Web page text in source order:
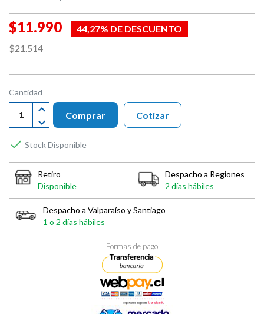
$11.990
44,27% DE DESCUENTO
$21.514
Cantidad
Comprar
 Stock Disponible
Cotizar
Retiro
Disponible
Despacho a Regiones
2 días hábiles
Despacho a Valparaíso y Santiago
1 o 2 días hábiles
Formas de pago